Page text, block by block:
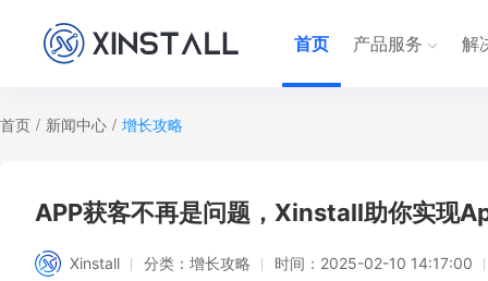
首页 产品服务 解
首页 / 新闻中心 / 增长攻略
APP获客不再是问题，Xinstall助你实现
Xinstall 分类： 增长攻略 时间： 2025-02-10 14:17:00